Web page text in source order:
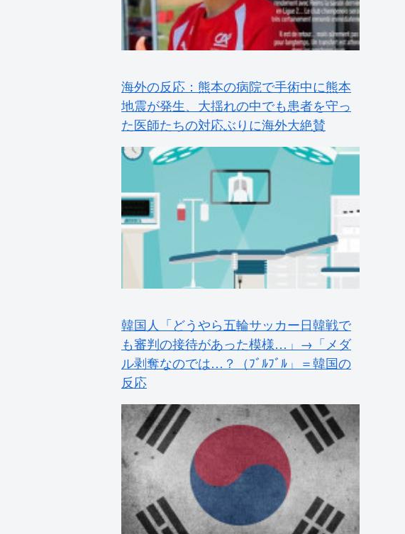
海外の反応：熊本の病院で手術中に熊本
地震が発生、大揺れの中でも患者を守っ
た医師たちの対応ぶりに海外大絶賛
韓国人「どうやら五輪サッカー日韓戦で
も審判の接待があった模様…」→「メダ
ル剥奪なのでは…？（ﾌﾞﾙﾌﾞﾙ」＝韓国の
反応